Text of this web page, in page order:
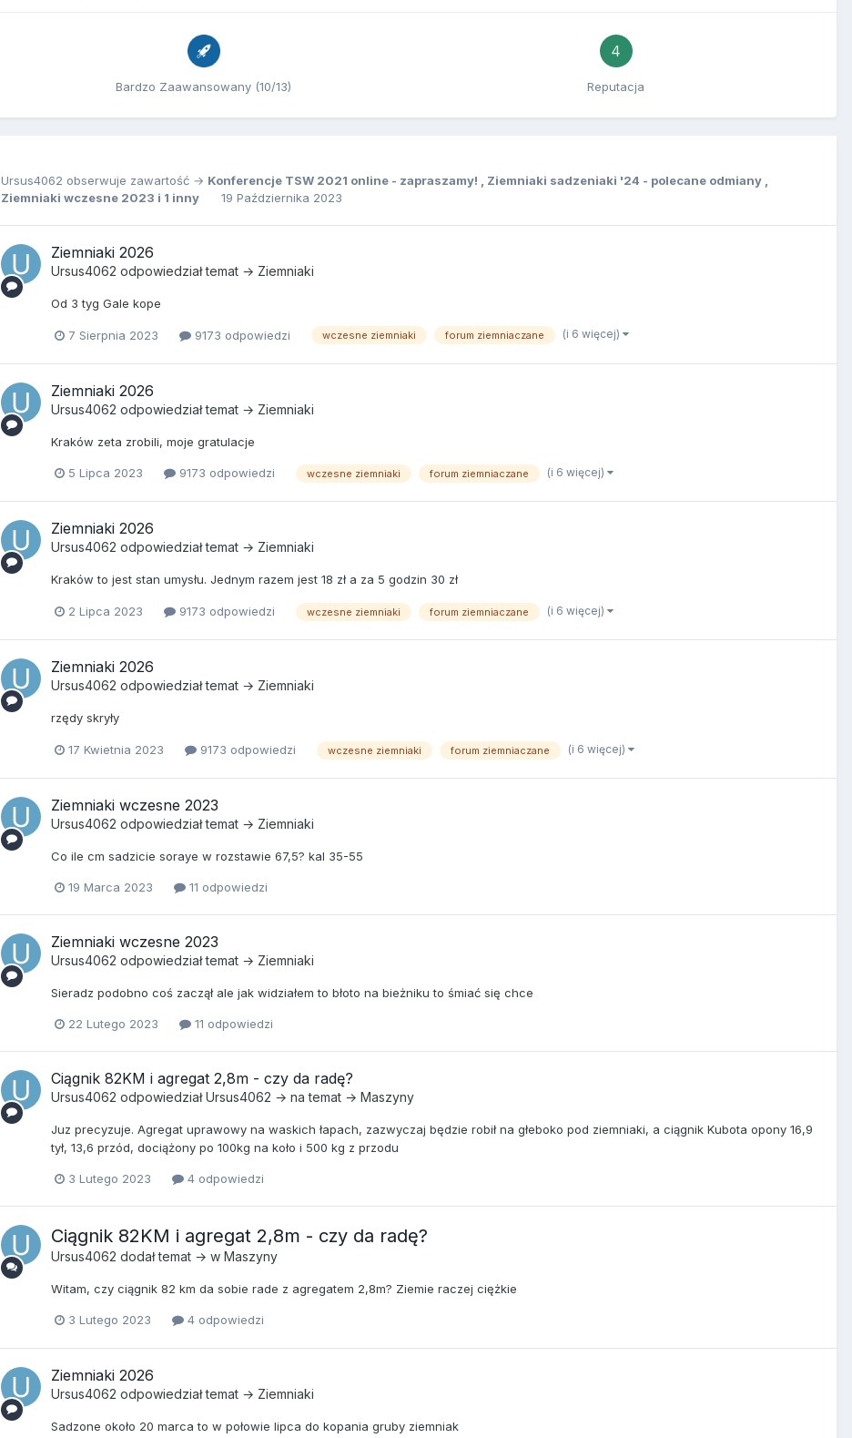
Bardzo Zaawansowany (10/13)
4
Reputacja
Ursus4062 obserwuje zawartość → Konferencje TSW 2021 online - zapraszamy! Ziemniaki sadzeniaki '24 - polecane odmiany
Ziemniaki wczesne 2023 i 1 inny 19 Października 2023
Ziemniaki 2026
Ursus4062 odpowiedział temat → Ziemniaki
Od 3 tyg Gale kope
7 Sierpnia 2023 9173 odpowiedzi wczesne ziemniaki forum ziemniaczane (i 6 więcej)
Ziemniaki 2026
Ursus4062 odpowiedział temat → Ziemniaki
Kraków zeta zrobili, moje gratulacje
5 Lipca 2023 9173 odpowiedzi wczesne ziemniaki forum ziemniaczane (i 6 więcej)
Ziemniaki 2026
Ursus4062 odpowiedział temat → Ziemniaki
Kraków to jest stan umysłu. Jednym razem jest 18 zł a za 5 godzin 30 zł
2 Lipca 2023 9173 odpowiedzi wczesne ziemniaki forum ziemniaczane (i 6 więcej)
Ziemniaki 2026
Ursus4062 odpowiedział temat → Ziemniaki
rzędy skryły
17 Kwietnia 2023 9173 odpowiedzi wczesne ziemniaki forum ziemniaczane (i 6 więcej)
Ziemniaki wczesne 2023
Ursus4062 odpowiedział temat → Ziemniaki
Co ile cm sadzicie soraye w rozstawie 67,5? kal 35-55
19 Marca 2023 11 odpowiedzi
Ziemniaki wczesne 2023
Ursus4062 odpowiedział temat → Ziemniaki
Sieradz podobno coś zaczął ale jak widziałem to błoto na bieżniku to śmiać się chce
22 Lutego 2023 11 odpowiedzi
Ciągnik 82KM i agregat 2,8m - czy da radę?
Ursus4062 odpowiedziałUrsus4062 → na temat → Maszyny
Juz precyzuje. Agregat uprawowy na waskich łapach, zazwyczaj będzie robił na głeboko pod ziemniaki, a ciągnik Kubota opony 16,9
tył, 13,6 przód, dociążony po 100kg na koło i 500 kg z przodu
3 Lutego 2023 4 odpowiedzi
Ciągnik 82KM i agregat 2,8m - czy da radę?
Ursus4062 dodał temat → w Maszyny
Witam, czy ciągnik 82 km da sobie rade z agregatem 2,8m? Ziemie raczej ciężkie
3 Lutego 2023 4 odpowiedzi
Ziemniaki 2026
Ursus4062 odpowiedział temat → Ziemniaki
Sadzone około 20 marca to w połowie lipca do kopania gruby ziemniak